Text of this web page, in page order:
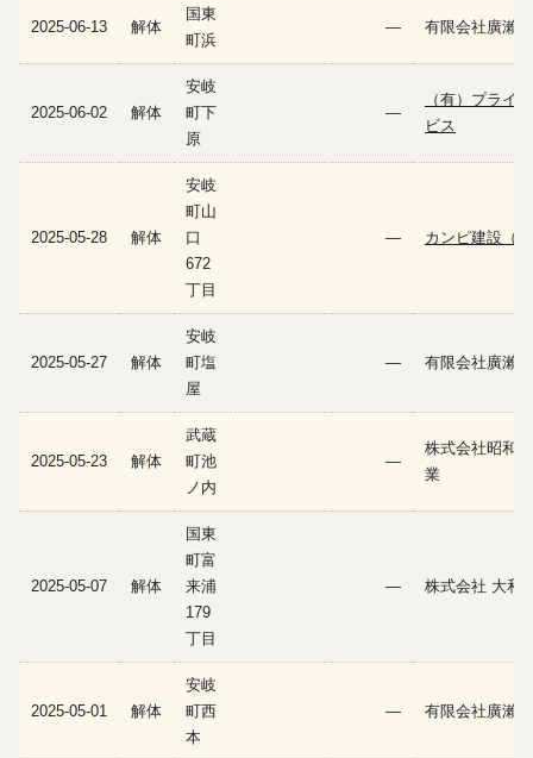
2025-06-13 解体
国東
町浜
— 有限会社廣瀨
2025-06-02 解体
安岐
町下
原
—
（有）プライ
ビス
2025-05-28 解体
安岐
町山
口
672
丁目
— カンピ建設（
2025-05-27 解体
安岐
町塩
屋
— 有限会社廣瀨
2025-05-23 解体
武蔵
町池
ノ内
—
株式会社昭和
業
2025-05-07 解体
国東
町富
来浦
179
丁目
— 株式会社 大和
2025-05-01 解体
安岐
町西
本
— 有限会社廣瀨